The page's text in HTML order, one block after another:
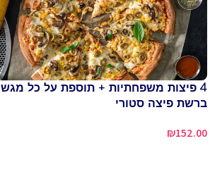
4 פיצות משפחתיות + תוספת על כל מגש
ברשת פיצה סטורי
₪152.00